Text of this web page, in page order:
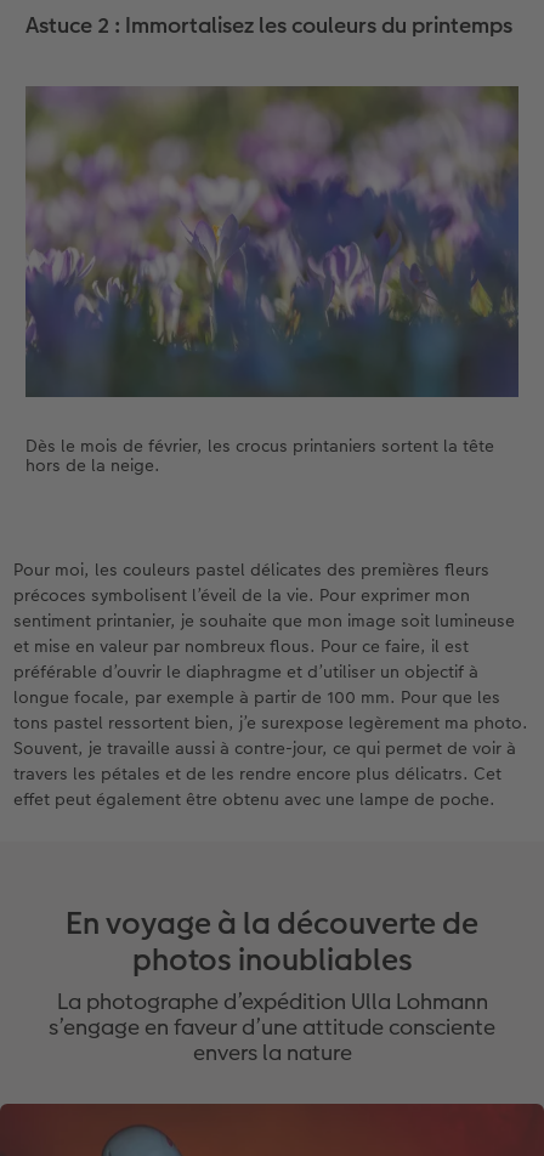
Astuce 2 : Immortalisez les couleurs du printemps
Dès le mois de février, les crocus printaniers sortent la tête
hors de la neige.
Pour moi, les couleurs pastel délicates des premières fleurs
précoces symbolisent l’éveil de la vie. Pour exprimer mon
sentiment printanier, je souhaite que mon image soit lumineuse
et mise en valeur par nombreux flous. Pour ce faire, il est
préférable d’ouvrir le diaphragme et d’utiliser un objectif à
longue focale, par exemple à partir de 100 mm. Pour que les
tons pastel ressortent bien, j’e surexpose legèrement ma photo.
Souvent, je travaille aussi à contre-jour, ce qui permet de voir à
travers les pétales et de les rendre encore plus délicatrs. Cet
effet peut également être obtenu avec une lampe de poche.
En voyage à la découverte de
photos inoubliables
La photographe d’expédition Ulla Lohmann
s’engage en faveur d’une attitude consciente
envers la nature